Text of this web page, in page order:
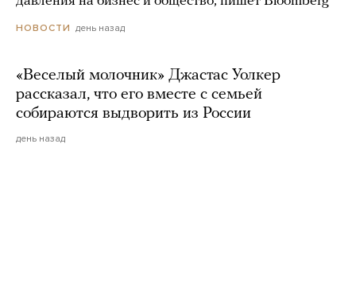
НОВОСТИ день назад
«Веселый молочник» Джастас Уолкер
рассказал, что его вместе с семьей
собираются выдворить из России
день назад